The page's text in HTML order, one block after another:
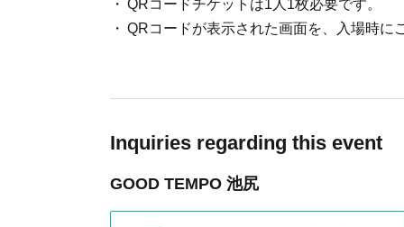
QRコードチケットは1人1枚必要です。
QRコードが表示された画面を、入場時に
Inquiries regarding this event
GOOD TEMPO 池尻